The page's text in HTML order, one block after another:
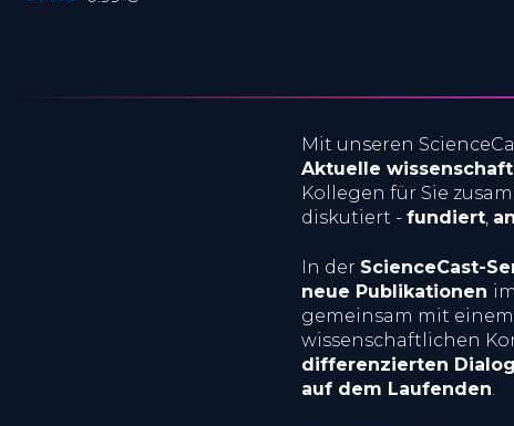
Mit unseren
Aktuelle
Kollegen für Sie
diskutiert - fundiert,
In der ScienceCast-
neue Publikationen
gemeinsam mit
wissenschaftlichen
differenzierten Dialog
auf dem Laufenden.